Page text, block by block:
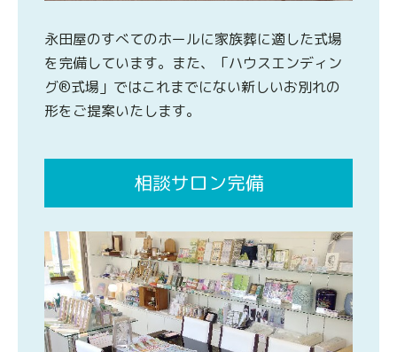
永田屋のすべてのホールに家族葬に適した式場
を完備しています。また、「ハウスエンディン
グ®式場」ではこれまでにない新しいお別れの
形をご提案いたします。
相談サロン完備